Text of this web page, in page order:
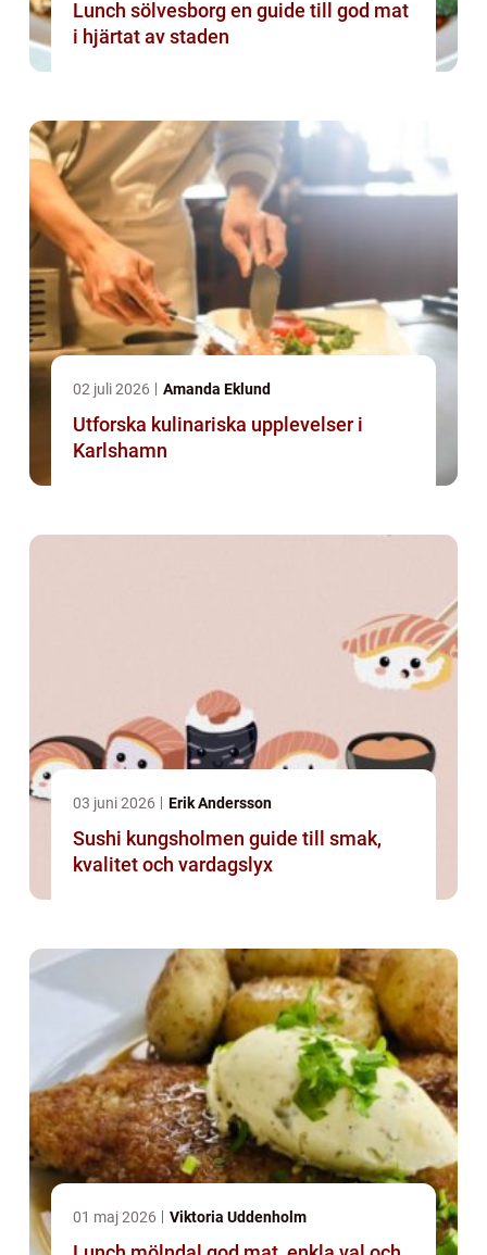
Lunch sölvesborg en guide till god mat
i hjärtat av staden
02 juli 2026 Amanda Eklund
Utforska kulinariska upplevelser i
Karlshamn
03 juni 2026 Erik Andersson
Sushi kungsholmen guide till smak,
kvalitet och vardagslyx
01 maj 2026 Viktoria Uddenholm